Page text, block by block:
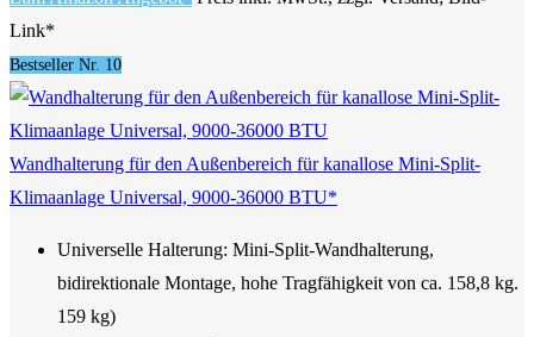
Link*
Bestseller Nr. 10
Wandhalterung für den Außenbereich für kanallose Mini-Split-
Klimaanlage Universal, 9000-36000 BTU*
Universelle Halterung: Mini-Split-Wandhalterung,
bidirektionale Montage, hohe Tragfähigkeit von ca. 158,8 kg.
159 kg)